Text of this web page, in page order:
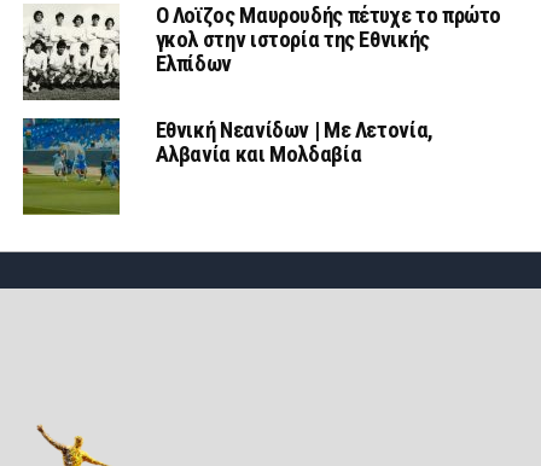
Ο Λοϊζος Μαυρουδής πέτυχε το πρώτο
γκολ στην ιστορία της Εθνικής
Ελπίδων
Εθνική Νεανίδων | Mε Λετονία,
Αλβανία και Μολδαβία